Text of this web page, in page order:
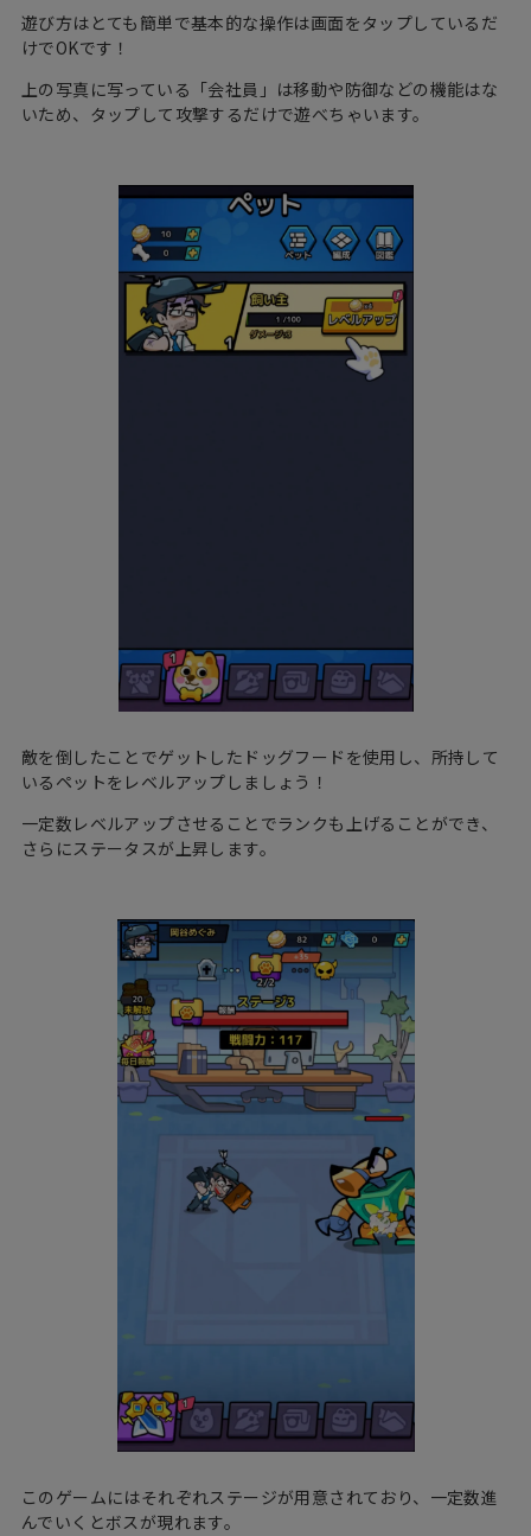
遊び方はとても簡単で基本的な操作は画面をタップしているだ
けでOKです！
上の写真に写っている「会社員」は移動や防御などの機能はな
いため、タップして攻撃するだけで遊べちゃいます。
敵を倒したことでゲットしたドッグフードを使用し、所持して
いるペットをレベルアップしましょう！
一定数レベルアップさせることでランクも上げることができ、
さらにステータスが上昇します。
このゲームにはそれぞれステージが用意されており、一定数進
んでいくとボスが現れます。